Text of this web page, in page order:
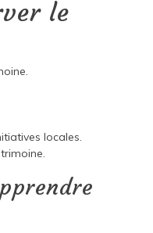
le
locales.